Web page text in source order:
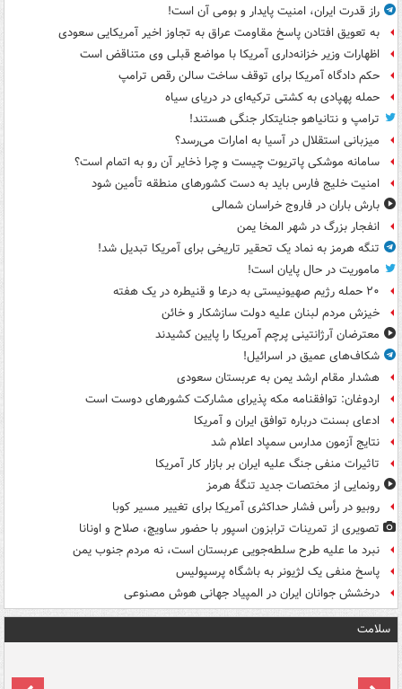
راز قدرت ایران، امنیت پایدار و بومی آن است!
به تعویق افتادن پاسخ مقاومت عراق به تجاوز اخیر آمریکایی سعودی
اظهارات وزیر خزانه‌داری آمریکا با مواضع قبلی وی متناقض است
حکم دادگاه آمریکا برای توقف ساخت سالن رقص ترامپ
حمله پهپادی به کشتی ترکیه‌ای در دریای سیاه
ترامپ و نتانیاهو جنایتکار جنگی هستند!
میزبانی استقلال در آسیا به امارات می‌رسد؟
سامانه موشکی پاتریوت چیست و چرا ذخایر آن رو به اتمام است؟
امنیت خلیج فارس باید به دست کشورهای منطقه تأمین شود
بارش باران در فاروج خراسان شمالی
انفجار بزرگ در شهر المخا یمن
تنگه هرمز به نماد یک تحقیر تاریخی برای آمریکا تبدیل شد!
ماموریت در حال پایان است!
۲۰ حمله رژیم صهیونیستی به درعا و قنیطره در یک هفته
خیزش مردم لبنان علیه دولت سازشکار و خائن
معترضان آرژانتینی پرچم آمریکا را پایین کشیدند
شکاف‌های عمیق در اسرائیل!
هشدار مقام ارشد یمن به عربستان سعودی
اردوغان: توافقنامه مکه پذیرای مشارکت کشورهای دوست است
ادعای بسنت درباره توافق ایران و آمریکا
نتایج آزمون مدارس سمپاد اعلام شد
تاثیرات منفی جنگ علیه ایران بر بازار کار آمریکا
رونمایی از مختصات جدید تنگۀ هرمز
روبیو در رأس فشار حداکثری آمریکا برای تغییر مسیر کوبا
تصویری از تمرینات ترابزون اسپور با حضور ساویچ، صلاح و اونانا
نبرد ما علیه طرح سلطه‌جویی عربستان است، نه مردم جنوب یمن
پاسخ منفی یک لژیونر به باشگاه پرسپولیس
درخشش جوانان ایران در المپیاد جهانی هوش مصنوعی
سلامت